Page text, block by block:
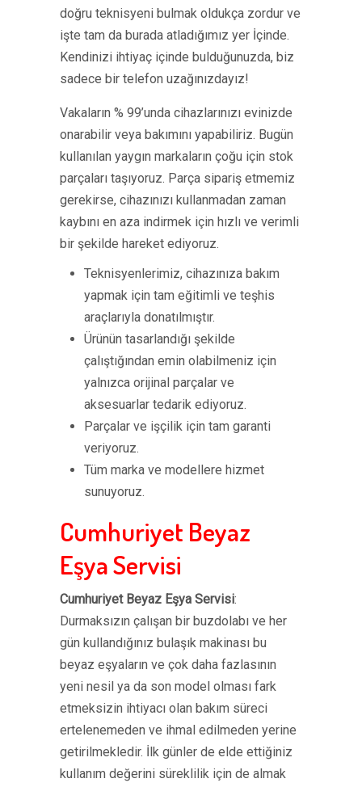
doğru teknisyeni bulmak oldukça zordur ve
işte tam da burada atladığımız yer İçinde.
Kendinizi ihtiyaç içinde bulduğunuzda, biz
sadece bir telefon uzağınızdayız!
Vakaların % 99’unda cihazlarınızı evinizde
onarabilir veya bakımını yapabiliriz. Bugün
kullanılan yaygın markaların çoğu için stok
parçaları taşıyoruz. Parça sipariş etmemiz
gerekirse, cihazınızı kullanmadan zaman
kaybını en aza indirmek için hızlı ve verimli
bir şekilde hareket ediyoruz.
Teknisyenlerimiz, cihazınıza bakım
yapmak için tam eğitimli ve teşhis
araçlarıyla donatılmıştır.
Ürünün tasarlandığı şekilde
çalıştığından emin olabilmeniz için
yalnızca orijinal parçalar ve
aksesuarlar tedarik ediyoruz.
Parçalar ve işçilik için tam garanti
veriyoruz.
Tüm marka ve modellere hizmet
sunuyoruz.
Cumhuriyet Beyaz
Eşya Servisi
Cumhuriyet Beyaz Eşya Servisi:
Durmaksızın çalışan bir buzdolabı ve her
gün kullandığınız bulaşık makinası bu
beyaz eşyaların ve çok daha fazlasının
yeni nesil ya da son model olması fark
etmeksizin ihtiyacı olan bakım süreci
ertelenemeden ve ihmal edilmeden yerine
getirilmekledir. İlk günler de elde ettiğiniz
kullanım değerini süreklilik için de almak